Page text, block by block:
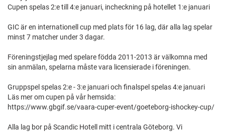
Cupen spelas 2:e till 4:e januari, incheckning på hotellet 1:e januari
GIC är en internationell cup med plats för 16 lag, där alla lag spelar
minst 7 matcher under 3 dagar.
Föreningstjejlag med spelare födda 2011-2013 är välkomna med
sin anmälan, spelarna måste vara licensierade i föreningen.
Gruppspel spelas 2:e - 3:e januari och finalspel spelas 4:e januari
Läs mer om cupen på vår hemsida:
https://www.gbgif.se/vaara-cuper-event/goeteborg-ishockey-cup/
Alla lag bor på Scandic Hotell mitt i centrala Göteborg. Vi